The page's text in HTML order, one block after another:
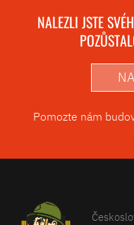
NALEZLI JSTE
Pomozte nám